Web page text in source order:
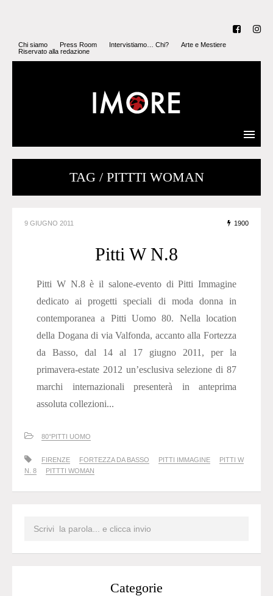
Chi siamo Press Room Intervistiamo… Chi?
Arte e Mestiere
Riservato alla redazione
TAG / PITTTI WOMAN
9 GIUGNO 2011 1900
Pitti W N.8
Pitti W N.8 è il salone-evento di Pitti Immagine
dedicato ai progetti speciali di moda donna in
contemporanea a Pitti Uomo 80. Nella location
della Dogana di via Valfonda, accanto alla Fortezza
da Basso, dal 14 al 17 giugno 2011, per la
primavera-estate 2012 un’esclusiva selezione di 87
marchi internazionali presenterà in anteprima
assoluta collezioni...
80°PITTI UOMO
FIRENZE FORTEZZA DA BASSO PITTI IMMAGINE
PITTI W
N. 8
PITTTI WOMAN
Categorie